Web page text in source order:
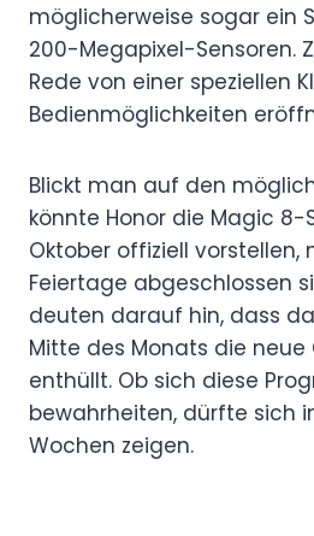
möglicherweise sogar ein
200-Megapixel-Sensoren.
Rede von einer speziellen
Bedienmöglichkeiten
Blickt man auf den
könnte Honor die Magic 8-
Oktober offiziell
Feiertage abgeschlossen
deuten darauf hin, dass
Mitte des Monats die neue
enthüllt. Ob sich diese
bewahrheiten, dürfte sich
Wochen zeigen.